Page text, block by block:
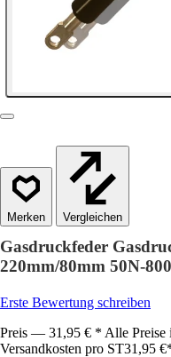
Vergleichen
Gasdruckfeder
220mm/80mm 50N-
Erste Bewertung schreiben
Preis — 31,95 € * Alle Preise
Versandkosten pro ST31,95 €